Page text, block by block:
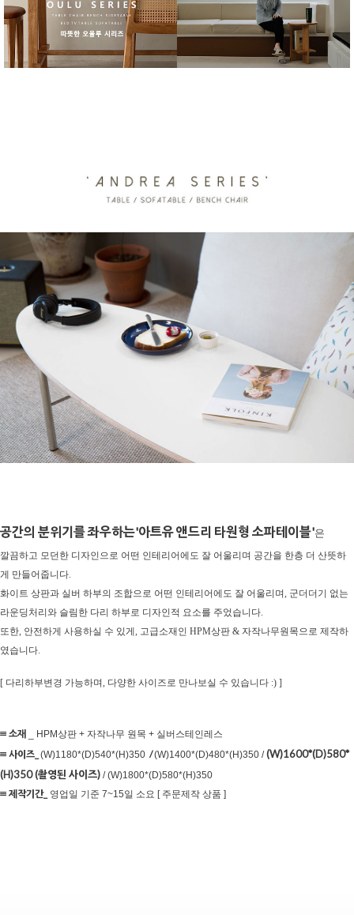
공간의 분위기를 좌우하는'아트유 앤드리 타원형 소파테이블'은
깔끔하고 모던한 디자인으로 어떤 인테리어에도 잘 어울리며 공간을 한층 더 산뜻하
게 만들어줍니다.
화이트 상판과 실버 하부의 조합으로 어떤 인테리어에도 잘 어울리며, 군더더기 없는
라운딩처리와 슬림한 다리 하부로 디자인적 요소를 주었습니다.
또한, 안전하게 사용하실 수 있게, 고급소재인 HPM상판 & 자작나무원목으로 제작하
였습니다.
[ 다리하부변경 가능하며, 다양한 사이즈로 만나보실 수 있습니다 :) ]
≡ 소재 _ HPM상판 + 자작나무 원목 + 실버스테인레스
≡ 사이즈 (W)1180*(D)540*(H)350 /(W)1400*(D)480*(H)350 /(W)1600*(D)580*
(H)350 (촬영된 사이즈) / (W)1800*(D)580*(H)350
≡ 제작기간_ 영업일 기준 7~15일 소요 [ 주문제작 상품 ]